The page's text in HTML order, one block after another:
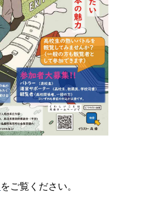
をご覧ください。